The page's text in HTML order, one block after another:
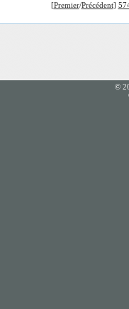
[Premier/Précédent]
©